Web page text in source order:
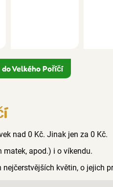
Velkého Poříčí
nad 0 Kč. Jinak jen za 0 Kč.
matek, apod.) i o víkendu.
květin, o jejich